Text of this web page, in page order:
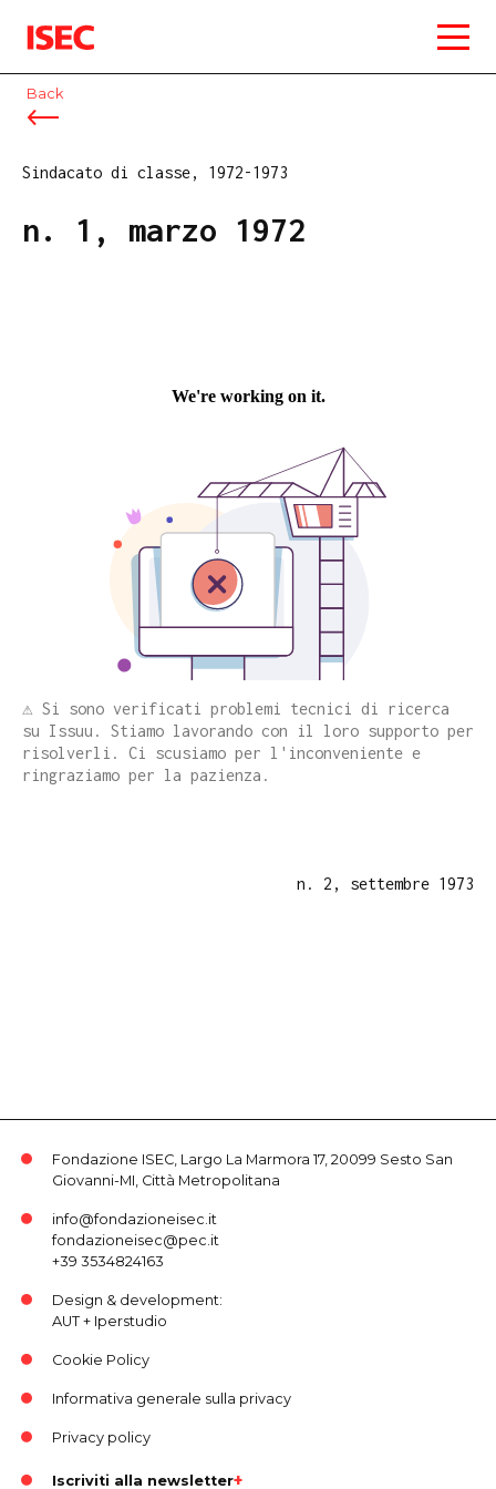
ISEC
Back
Sindacato di classe, 1972-1973
n. 1, marzo 1972
⚠️ Si sono verificati problemi tecnici di ricerca
su Issuu. Stiamo lavorando con il loro supporto per
risolverli. Ci scusiamo per l'inconveniente e
ringraziamo per la pazienza.
n. 2, settembre 1973
Fondazione ISEC, Largo La Marmora 17, 20099 Sesto San
Giovanni-MI, Città Metropolitana
info@fondazioneisec.it
fondazioneisec@pec.it
+39 3534824163
Design & development:
AUT+ Iperstudio
Cookie Policy
Informativa generale sulla privacy
Privacy policy
Iscriviti alla newsletter